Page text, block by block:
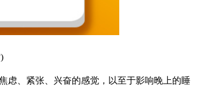
虑、紧张、兴奋的感觉，以至于影响晚上的睡